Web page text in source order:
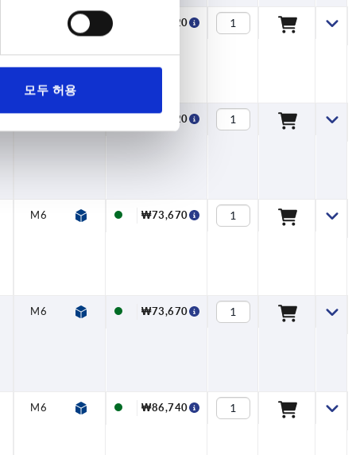
모두 허용
— 96 60 M6
₩66,120
96 60 M6
₩66,120
M6 — — 99 60 M6
₩73,670
M6 — — 99 60 M6
₩73,670
M6 — — 121 81 M8
₩86,740